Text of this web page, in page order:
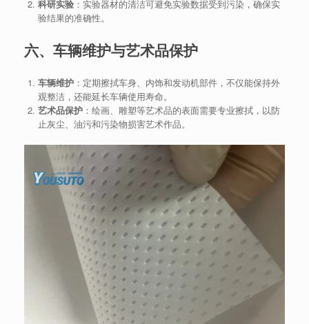
科研实验：实验器材的清洁可避免实验数据受到污染，确保实
验结果的准确性。
六、车辆维护与艺术品保护
车辆维护：定期擦拭车身、内饰和发动机部件，不仅能保持外
观整洁，还能延长车辆使用寿命。
艺术品保护：绘画、雕塑等艺术品的表面需要专业擦拭，以防
止灰尘、油污和污染物损害艺术作品。